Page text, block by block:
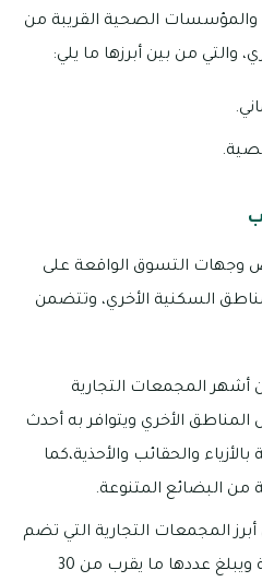
الصحية القريبة من
والتي من بين أبرزها ما يلي:
وجهات التسوق الواقعة على
السكنية الأخري، وتتضمن
أشهر المجمعات التجارية
الأخري ويتوافر به أحدث
والحقائب والأحذية،كما
من البضائع المتنوعة.
المجمعات التجارية التي تضم
كثيراً من المتاجر المختلفة ويبلغ عددها ما يقرب من 30